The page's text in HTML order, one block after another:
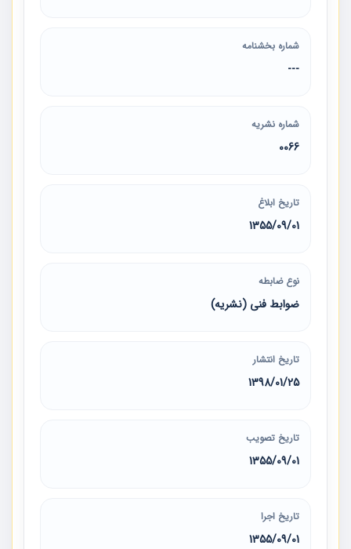
شماره بخشنامه
---
شماره نشریه
0066
تاریخ ابلاغ
1355/09/01
نوع ضابطه
ضوابط فنی (نشریه)
تاریخ انتشار
1398/01/25
تاریخ تصویب
1355/09/01
تاریخ اجرا
1355/09/01